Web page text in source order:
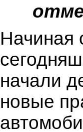
Начиная
начали
новые